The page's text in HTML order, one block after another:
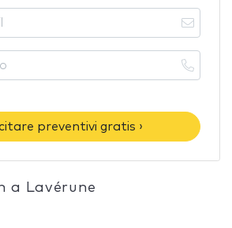
preventivi gratis ›
a Lavérune